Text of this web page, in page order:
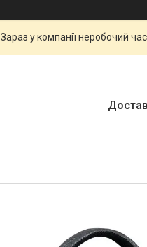
Зараз у компанії неробочий